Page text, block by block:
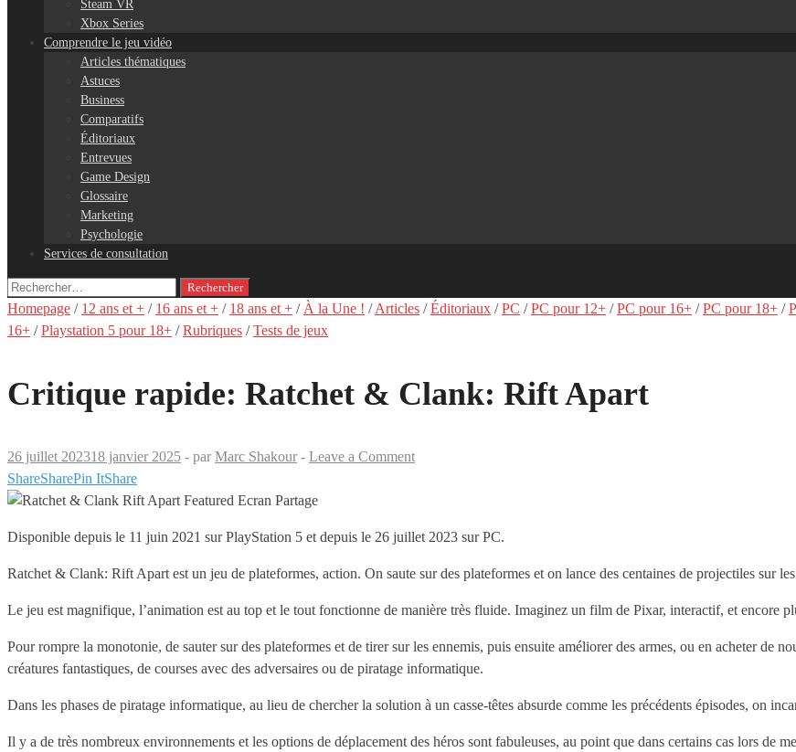
Steam VR
Xbox Series
Comprendre le jeu vidéo
Articles thématiques
Astuces
Business
Comparatifs
Éditoriaux
Entrevues
Game Design
Glossaire
Marketing
Psychologie
Services de consultation
Rechercher :
Homepage / 12 ans et + / 16 ans et + / 18 ans et + / À la Une ! /Articles /Éditoriaux /PC /PC pour 12+ /PC pour 16+ /PC pour 18+ /
16+ /Playstation 5 pour 18+ /Rubriques /Tests de jeux
Critique rapide: Ratchet & Clank: Rift Apart
26 juillet 202318 janvier 2025 - par Marc Shakour - Leave a Comment
ShareSharePin ItShare
Disponible depuis le 11 juin 2021 sur PlayStation 5 et depuis le 26 juillet 2023 sur PC.
Ratchet & Clank: Rift Apart est un jeu de plateformes, action. On saute sur des plateformes et on lance des centaines de projectiles sur
Le jeu est magnifique, l’animation est au top et le tout fonctionne de manière très fluide. Imaginez un film de Pixar, interactif, et encore
Pour rompre la monotonie, de sauter sur des plateformes et de tirer sur les ennemis, puis ensuite améliorer des armes, ou en acheter de
créatures fantastiques, de courses avec des adversaires ou de piratage informatique.
Dans les phases de piratage informatique, au lieu de chercher la solution à un casse-têtes absurde comme les précédents épisodes, on
Il y a de très nombreux environnements et les options de déplacement des héros sont fabuleuses, au point que dans certains cas lors de